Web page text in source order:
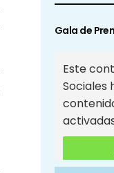
Gala de
Este
Sociales